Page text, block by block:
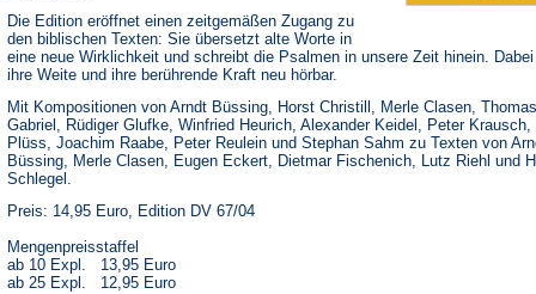
Die Edition eröffnet einen zeitgemäßen Zugang zu
den biblischen Texten: Sie übersetzt alte Worte in
eine neue Wirklichkeit und schreibt die Psalmen in unsere Zeit hinein. Dabei
ihre Weite und ihre berührende Kraft neu hörbar.
Mit Kompositionen von Arndt Büssing, Horst Christill, Merle Clasen, Thomas
Gabriel, Rüdiger Glufke, Winfried Heurich, Alexander Keidel, Peter Krausch,
Plüss, Joachim Raabe, Peter Reulein und Stephan Sahm zu Texten von
Büssing, Merle Clasen, Eugen Eckert, Dietmar Fischenich, Lutz Riehl und
Schlegel.
Preis: 14,95 Euro, Edition DV 67/04
Mengenpreisstaffel
ab 10 Expl. 13,95 Euro
ab 25 Expl. 12,95 Euro